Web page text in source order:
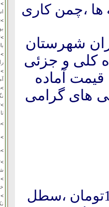
>
>
>
>
>
>
>
>
>
>
>
>
>
،چمن کاری
شهرستان
کلی و جزئی
قیمت آماده
های گرامی
سطل چهار :6000 تومان ، سطل هفت : 10000تومان ،سطل